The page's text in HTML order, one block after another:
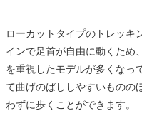
ローカットタイプのトレッキ
インで足首が自由に動くため
を重視したモデルが多くなっ
て曲げのばししやすいものの
わずに歩くことができます。